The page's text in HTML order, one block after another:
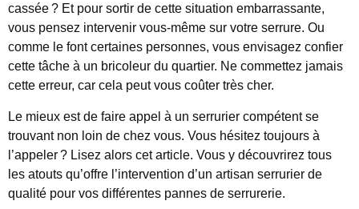
cassée ? Et pour sortir de cette situation embarrassante,
vous pensez intervenir vous-même sur votre serrure. Ou
comme le font certaines personnes, vous envisagez confier
cette tâche à un bricoleur du quartier. Ne commettez jamais
cette erreur, car cela peut vous coûter très cher.
Le mieux est de faire appel à un serrurier compétent se
trouvant non loin de chez vous. Vous hésitez toujours à
l’appeler ? Lisez alors cet article. Vous y découvrirez tous
les atouts qu’offre l’intervention d’un artisan serrurier de
qualité pour vos différentes pannes de serrurerie.